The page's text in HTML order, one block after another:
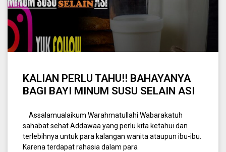
KALIAN PERLU TAHU!! BAHAYANYA
BAGI BAYI MINUM SUSU SELAIN ASI
Assalamualaikum Warahmatullahi Wabarakatuh
sahabat sehat Addawaa yang perlu kita ketahui dan
terlebihnya untuk para kalangan wanita ataupun ibu-ibu.
Karena terdapat rahasia dalam para